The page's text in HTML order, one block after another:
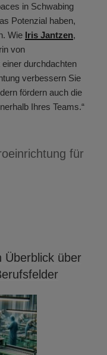
in Schwabing
Potenzial haben,
Wie Iris Jantzen,
von
durchdachten
verbessern Sie
fördern auch die
Ihres Teams.“
für
Überblick über